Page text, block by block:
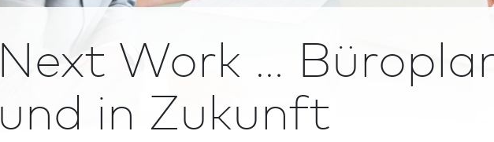
Next Work …
und in Zukunft